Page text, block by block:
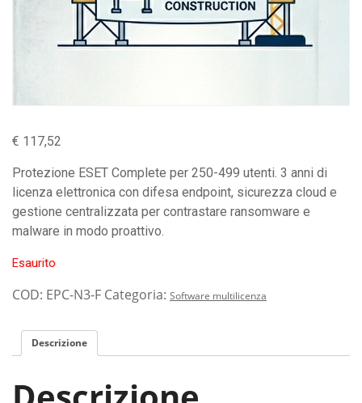
€ 117,52
Protezione ESET Complete per 250-499 utenti. 3 anni di
licenza elettronica con difesa endpoint, sicurezza cloud e
gestione centralizzata per contrastare ransomware e
malware in modo proattivo.
Esaurito
COD: EPC-N3-F Categoria: Software multilicenza
Descrizione